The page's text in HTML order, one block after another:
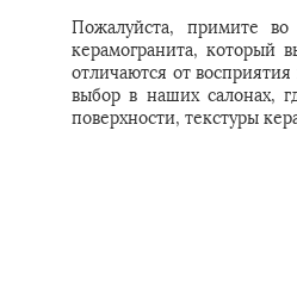
Пожалуйста, примите во
керамогранита, который
отличаются от
выбор в наших салонах,
поверхности, текстуры